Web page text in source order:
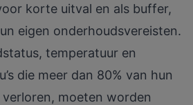
korte uitval en als buffer,
eigen onderhoudsvereisten.
temperatuur en
die meer dan 80% van hun
moeten worden